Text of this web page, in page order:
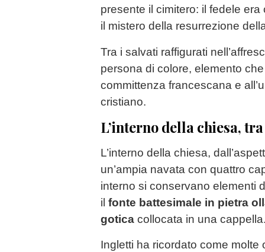
presente il cimitero: il fedele
il mistero della resurrezione
Tra i salvati raffigurati
persona di colore, elemento
committenza francescana e
cristiano.
L’interno della chiesa,
L’interno della chiesa,
un’ampia navata con quattro
interno si conservano elementi
il fonte battesimale in pietra
gotica collocata in una
Ingletti ha ricordato come